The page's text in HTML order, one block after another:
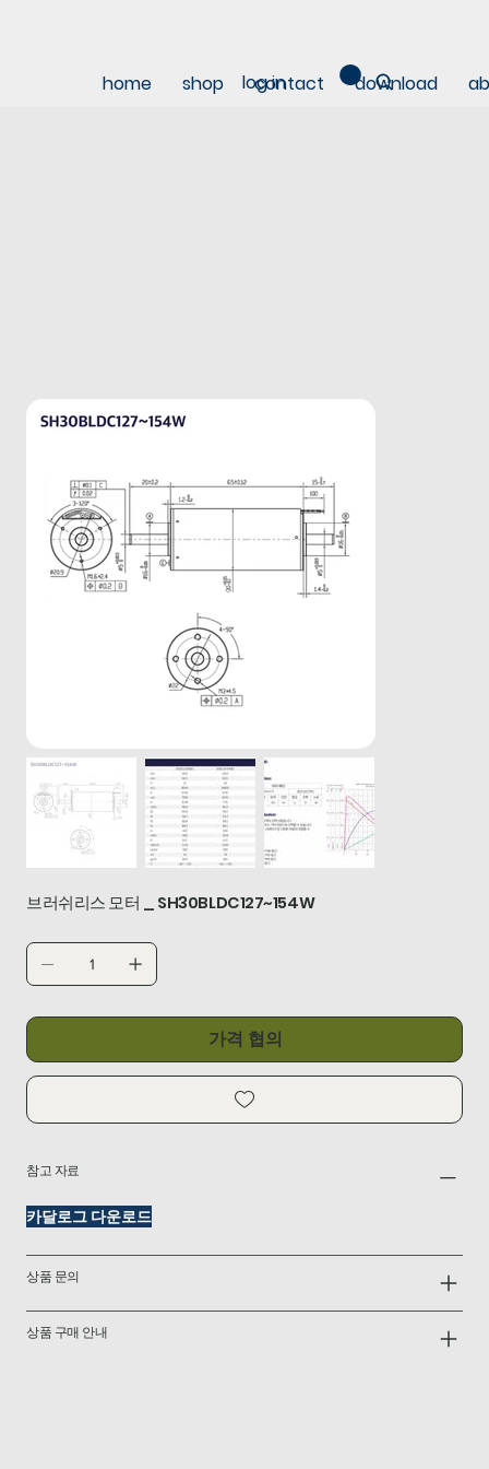
home shop contact download
log in
브러쉬리스 모터 _ SH30BLDC127~154W
가격 협의
참고 자료
카달로그 다운로드
상품 문의
상품 구매 안내